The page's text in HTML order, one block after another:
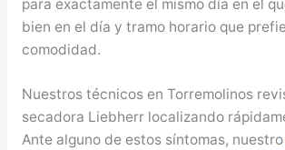
para exactamente el mismo día en el
bien en el día y tramo horario que
comodidad.
Nuestros técnicos en Torremolinos
secadora Liebherr localizando
Ante alguno de estos síntomas, nuestro